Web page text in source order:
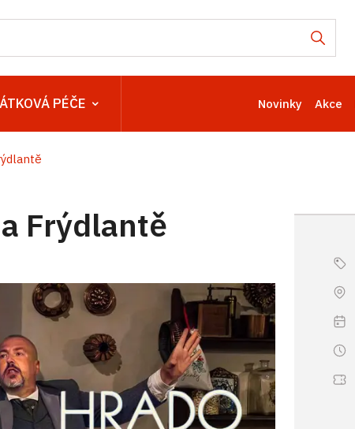
PÉČE Novinky Akce
Frýdlantě